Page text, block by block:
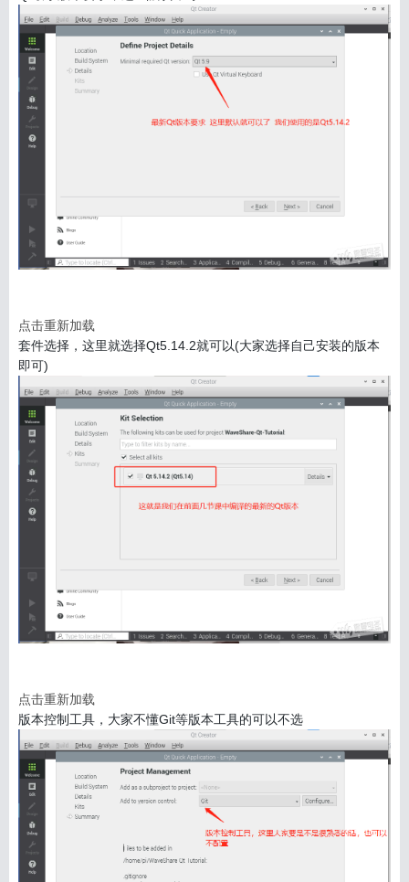
点击重新加载
套件选择，这里就选择Qt5.14.2就可以(大家选择自己安装的版本
即可)
点击重新加载
版本控制工具，大家不懂Git等版本工具的可以不选